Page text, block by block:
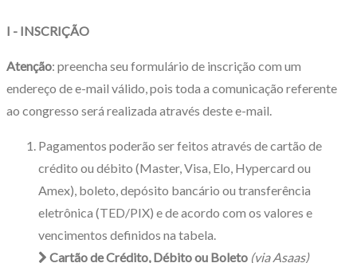
I - INSCRIÇÃO
Atenção: preencha seu formulário de inscrição com um
endereço de e-mail válido, pois toda a comunicação referente
ao congresso será realizada através deste e-mail.
Pagamentos poderão ser feitos através de cartão de
crédito ou débito (Master, Visa, Elo, Hypercard ou
Amex), boleto, depósito bancário ou transferência
eletrônica (TED/PIX) e de acordo com os valores e
vencimentos definidos na tabela.
Cartão de Crédito, Débito ou Boleto (via Asaas)